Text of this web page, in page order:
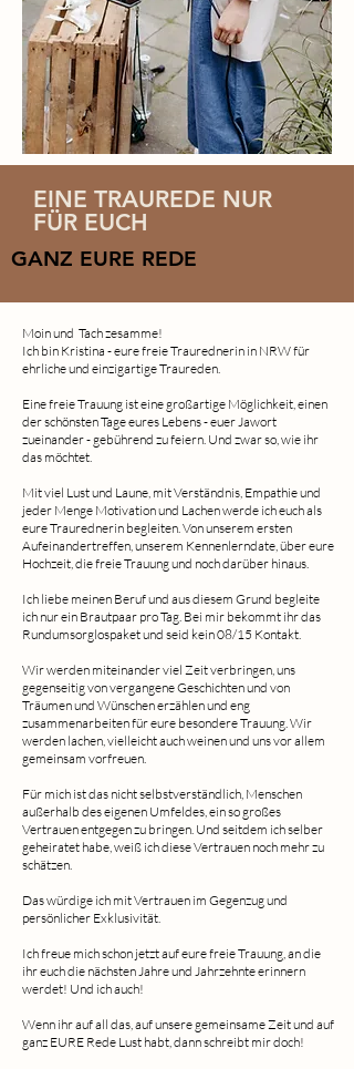
EINE TRAUREDE NUR
FÜR EUCH
GANZ EURE REDE
Moin und Tach zesamme!
Ich bin Kristina - eure freie Traurednerin in NRW für
ehrliche und einzigartige Traureden.
Eine freie Trauung ist eine großartige Möglichkeit, einen
der schönsten Tage eures Lebens - euer Jawort
zueinander - gebührend zu feiern. Und zwar so, wie ihr
das möchtet.
Mit viel Lust und Laune, mit Verständnis, Empathie und
jeder Menge Motivation und Lachen werde ich euch als
eure Traurednerin begleiten. Von unserem ersten
Aufeinandertreffen, unserem Kennenlerndate, über eure
Hochzeit, die freie Trauung und noch darüber hinaus.
Ich liebe meinen Beruf und aus diesem Grund begleite
ich nur ein Brautpaar pro Tag. Bei mir bekommt ihr das
Rundumsorglospaket und seid kein 08/15 Kontakt.
Wir werden miteinander viel Zeit verbringen, uns
gegenseitig von vergangene Geschichten und von
Träumen und Wünschen erzählen und eng
zusammenarbeiten für eure besondere Trauung. Wir
werden lachen, vielleicht auch weinen und uns vor allem
gemeinsam vorfreuen.
Für mich ist das nicht selbstverständlich, Menschen
außerhalb des eigenen Umfeldes, ein so großes
Vertrauen entgegen zu bringen. Und seitdem ich selber
geheiratet habe, weiß ich diese Vertrauen noch mehr zu
schätzen.
Das würdige ich mit Vertrauen im Gegenzug und
persönlicher Exklusivität.
Ich freue mich schon jetzt auf eure freie Trauung, an die
ihr euch die nächsten Jahre und Jahrzehnte erinnern
werdet! Und ich auch!
Wenn ihr auf all das, auf unsere gemeinsame Zeit und auf
ganz EURE Rede Lust habt, dann schreibt mir doch!